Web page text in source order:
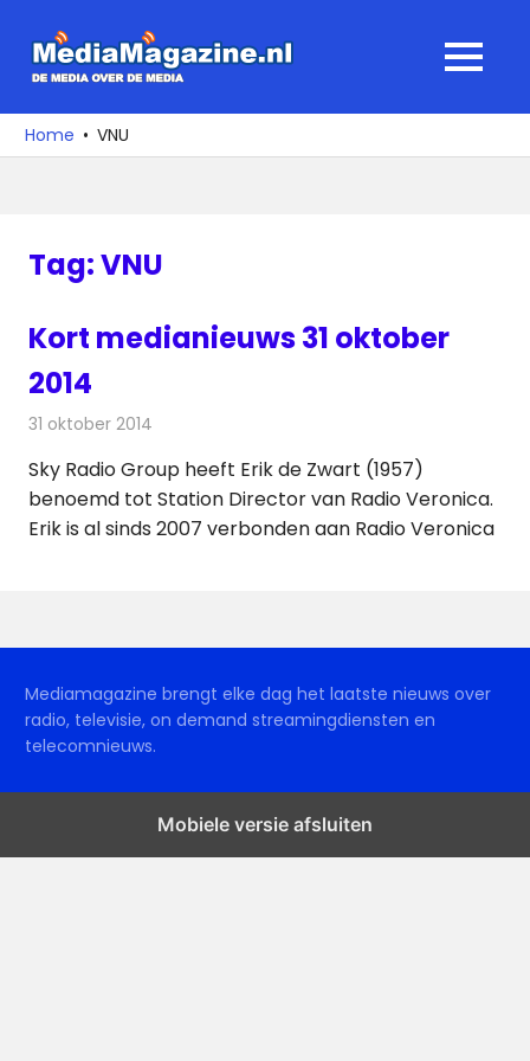
naar
media
over
MENU
Home VNU
Tag:VNU
Kort medianieuws 31 oktober
2014
31 oktober 2014
Sky Radio Group heeft Erik de Zwart (1957)
benoemd tot Station Director van Radio Veronica.
Erik is al sinds 2007 verbonden aan Radio Veronica
Mediamagazine brengt elke dag het laatste nieuws over
radio, televisie, on demand streamingdiensten en
telecomnieuws.
Mobiele versie afsluiten